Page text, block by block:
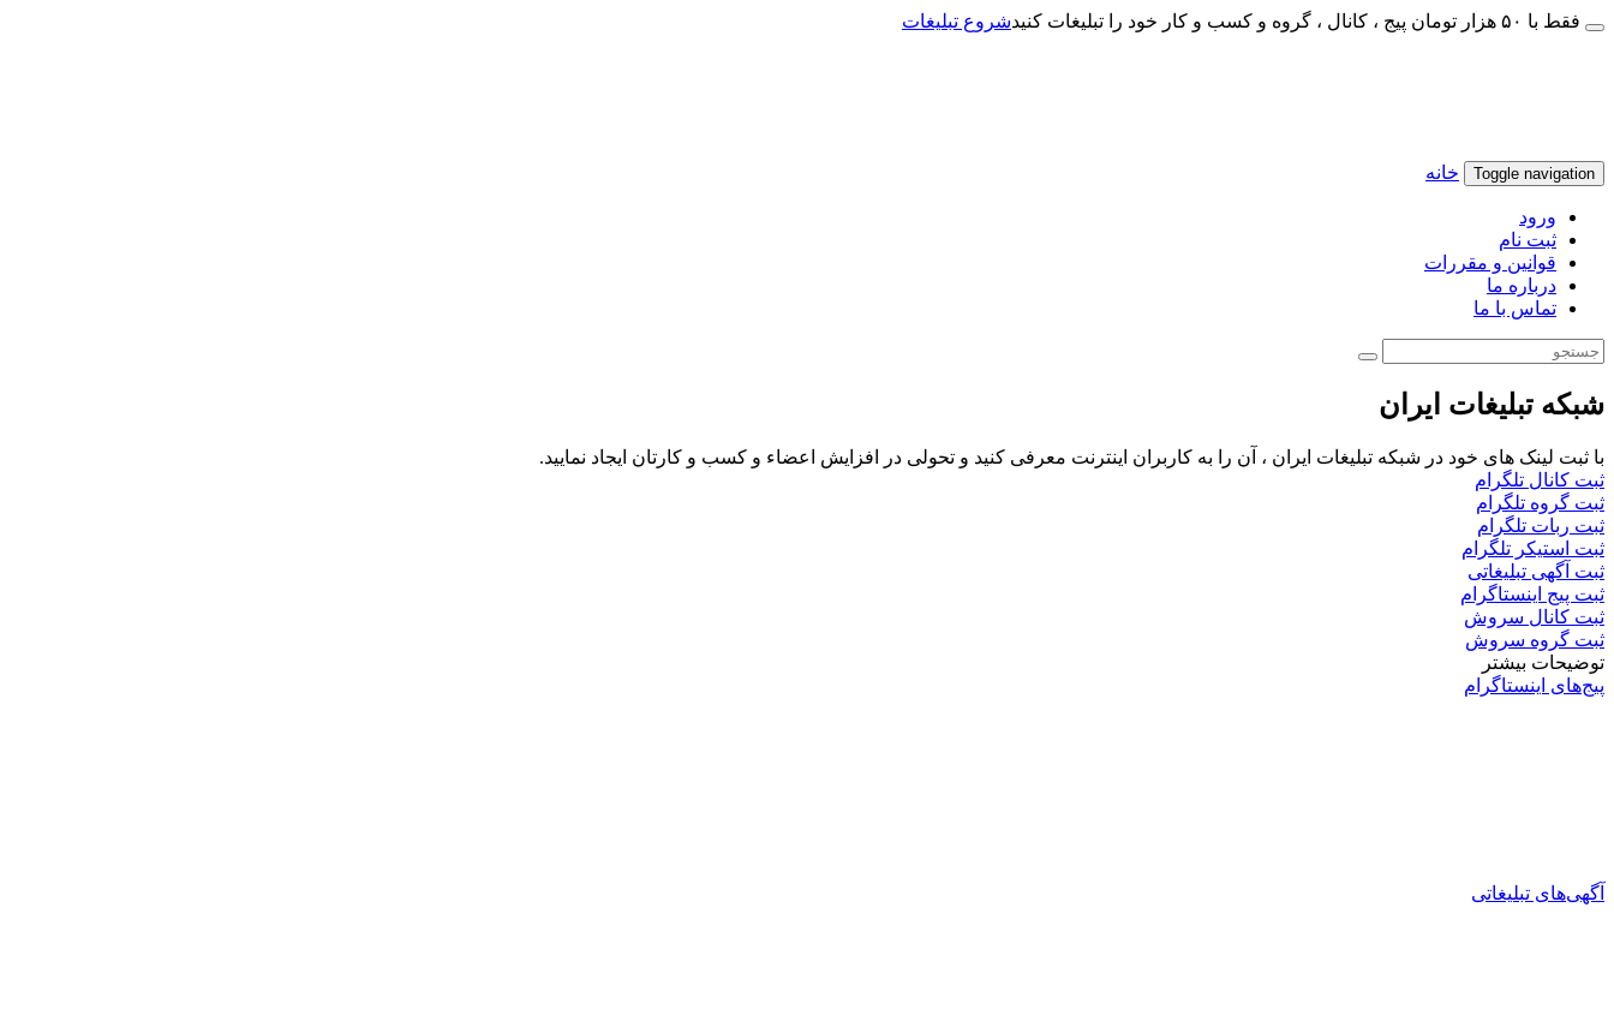
فقط با ۵۰ هزار تومان پیج ، کانال ، گروه و کسب و کار خود را تبلیغات کنید شروع تبلیغات
Toggle navigation خانه
ورود
ثبت نام
قوانین و مقررات
درباره ما
تماس با ما
شبکه تبلیغات ایران
با ثبت لینک های خود در شبکه تبلیغات ایران ، آن را به کاربران اینترنت معرفی کنید و تحولی در افزایش اعضاء و کسب و کارتان ایجاد نمایید.
ثبت کانال تلگرام
ثبت گروه تلگرام
ثبت ربات تلگرام
ثبت استیکر تلگرام
ثبت آگهی تبلیغاتی
ثبت پیج اینستاگرام
ثبت کانال سروش
ثبت گروه سروش
توضیحات بیشتر
پیج‌های اینستاگرام
آگهی‌های تبلیغاتی